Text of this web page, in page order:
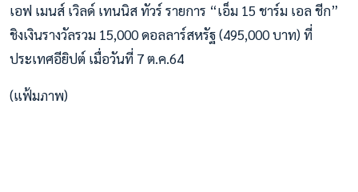
เอฟ เมนส์ เวิลด์ เทนนิส ทัวร์ รายการ “เอ็ม 15 ชาร์ม เอล ชีก”
ชิงเงินรางวัลรวม 15,000 ดอลลาร์สหรัฐ (495,000 บาท) ที่
ประเทศอียิปต์ เมื่อวันที่ 7 ต.ค.64
(แฟ้มภาพ)